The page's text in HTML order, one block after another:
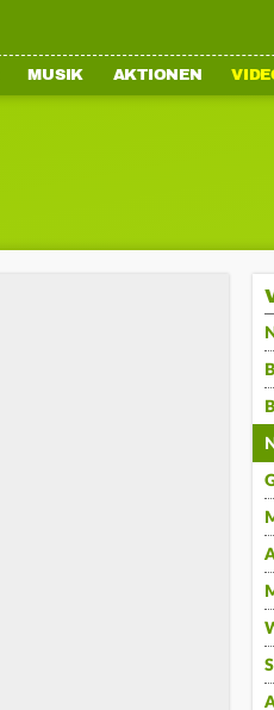
MUSIK AKTIONEN